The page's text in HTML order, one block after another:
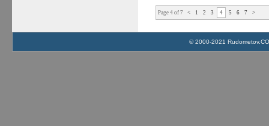
Page 4 of 7 < 1 2 3 4 5 6 7 >
© 2000-2021